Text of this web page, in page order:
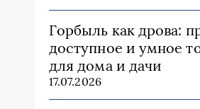
Горбыль как дрова:
доступное и умное
для дома и дачи
17.07.2026